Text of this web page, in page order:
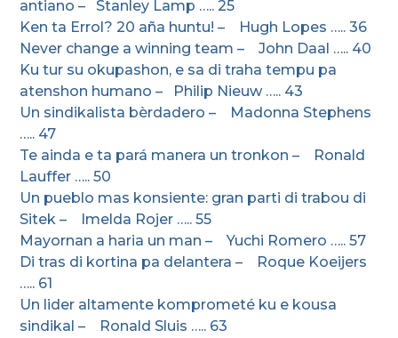
antiano – Stanley Lamp ….. 25
Ken ta Errol? 20 aña huntu! – Hugh Lopes ….. 36
Never change a winning team – John Daal ….. 40
Ku tur su okupashon, e sa di traha tempu pa
atenshon humano – Philip Nieuw ….. 43
Un sindikalista bèrdadero – Madonna Stephens
….. 47
Te ainda e ta pará manera un tronkon – Ronald
Lauffer ….. 50
Un pueblo mas konsiente: gran parti di trabou di
Sitek – Imelda Rojer ….. 55
Mayornan a haria un man – Yuchi Romero ….. 57
Di tras di kortina pa delantera – Roque Koeijers
….. 61
Un lider altamente komprometé ku e kousa
sindikal – Ronald Sluis ….. 63